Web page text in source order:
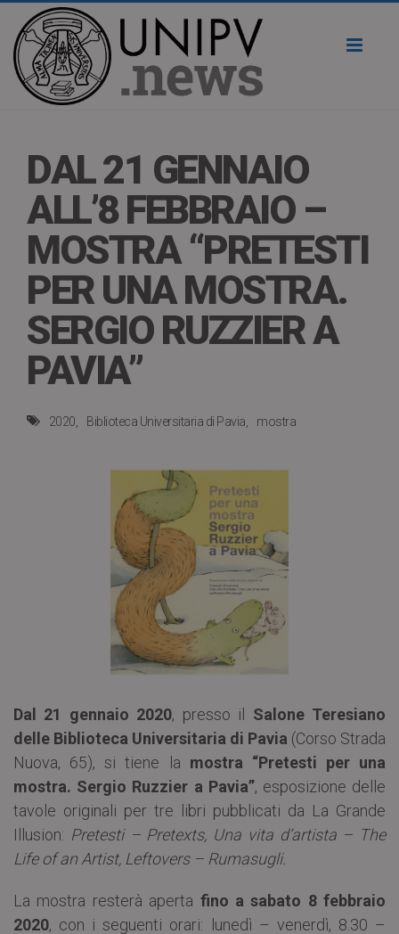
DAL 21 GENNAIO
ALL’8 FEBBRAIO –
MOSTRA “PRETESTI
PER UNA MOSTRA.
SERGIO RUZZIER A
PAVIA”
2020 Biblioteca Universitaria di Pavia mostra
Dal 21 gennaio 2020, presso il Salone Teresiano
delle Biblioteca Universitaria di Pavia (Corso Strada
Nuova, 65), si tiene la mostra “Pretesti per una
mostra. Sergio Ruzzier a Pavia”, esposizione delle
tavole originali per tre libri pubblicati da La Grande
Illusion: Pretesti – Pretexts, Una vita d’artista – The
Life of an Artist, Leftovers – Rumasugli.
La mostra resterà aperta fino a sabato 8 febbraio
2020, con i seguenti orari: lunedì – venerdì, 8.30 –